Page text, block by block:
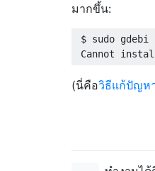
มากขึ้น:
$ sudo gdebi
(นี่คือวิธีแก้ปัญห